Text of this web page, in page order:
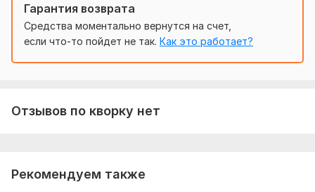
Гарантия возврата
Средства моментально вернутся на счет,
если что-то пойдет не так. Как это работает?
Отзывов по кворку нет
Рекомендуем также